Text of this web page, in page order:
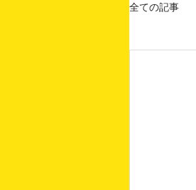
全ての記事